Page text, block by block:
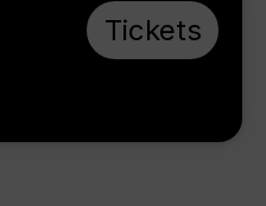
Tickets